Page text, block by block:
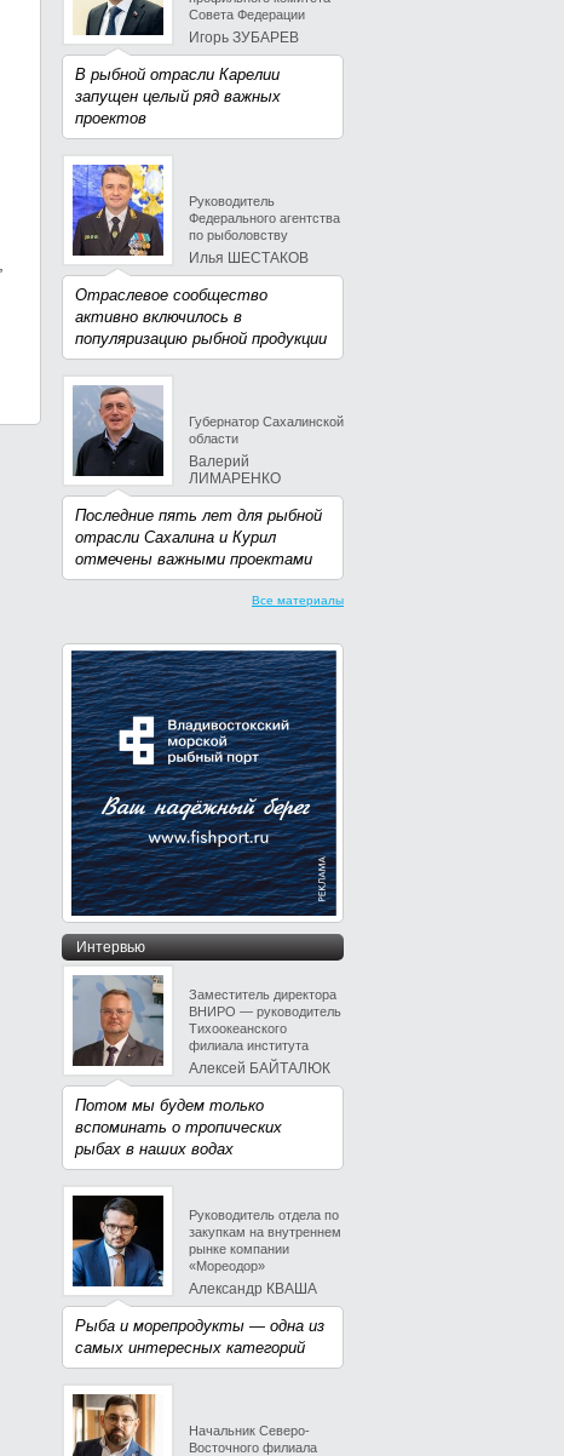
Совета Федерации
Игорь ЗУБАРЕВ
В рыбной отрасли Карелии
запущен целый ряд важных
проектов
Руководитель
Федерального агентства
по рыболовству
Илья ШЕСТАКОВ
Отраслевое сообщество
активно включилось в
популяризацию рыбной продукции
Губернатор Сахалинской
области
Валерий
ЛИМАРЕНКО
Последние пять лет для рыбной
отрасли Сахалина и Курил
отмечены важными проектами
Все материалы
Интервью
Заместитель директора
ВНИРО — руководитель
Тихоокеанского
филиала института
Алексей БАЙТАЛЮК
Потом мы будем только
вспоминать о тропических
рыбах в наших водах
Руководитель отдела по
закупкам на внутреннем
рынке компании
«Мореодор»
Александр КВАША
Рыба и морепродукты — одна из
самых интересных категорий
Начальник Северо-
Восточного филиала